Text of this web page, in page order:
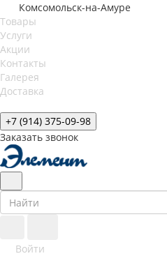
Комсомольск-на-Амуре
Товары
Услуги
Акции
Контакты
Галерея
Доставка
+7 (914) 375-09-98
Заказать звонок
Войти